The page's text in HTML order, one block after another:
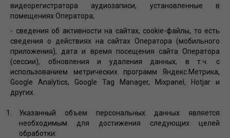
видеорегистратора аудиозаписи, установленные в
помещениях Оператора;
- сведения об активности на сайтах, cookie-файлы, то есть
сведения о действиях на сайтах Оператора (мобильного
приложения), дата и время посещения сайта Оператора
(сессии), обновления и удаления данных, в т.ч. с
использованием метрических программ Яндекс.Метрика,
Google Analytics, Google Tag Manager, Mixpanel, Hotjar и
других.
Указанный объем персональных данных является
необходимым для достижения следующих целей
обработки: